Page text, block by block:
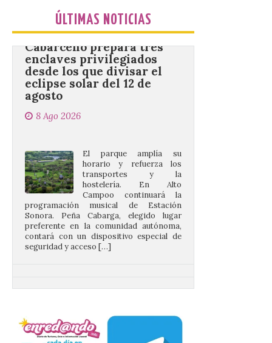
ÚLTIMAS NOTICIAS
Cabárceno prepara tres
enclaves privilegiados
eclipse solar del 12 de
agosto
8 Ago 2026
hostelería. En Alto
Campoo continuará la
programación musical de Estación
Sonora. Peña Cabarga, elegido lugar
preferente en la comunidad autónoma,
contará con un dispositivo especial de
seguridad y acceso […]
Arbeyal el día del eclipse a
8 Ago 2026